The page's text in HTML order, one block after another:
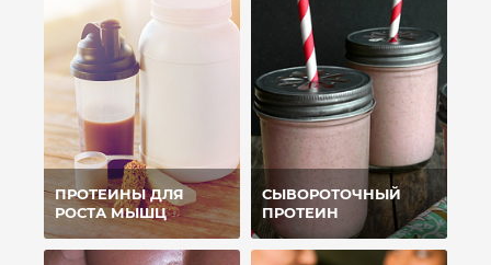
ПРОТЕИНЫ ДЛЯ
РОСТА МЫШЦ
СЫВОРОТОЧНЫЙ
ПРОТЕИН